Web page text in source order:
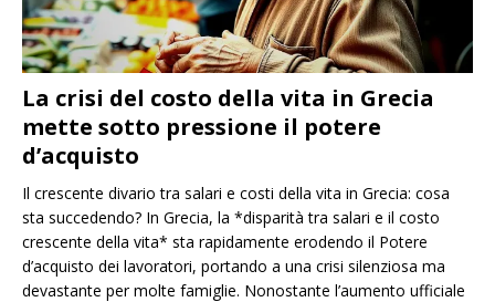
La crisi del costo della vita in Grecia
mette sotto pressione il potere
d’acquisto
Il crescente divario tra salari e costi della vita in Grecia: cosa
sta succedendo? In Grecia, la *disparità tra salari e il costo
crescente della vita* sta rapidamente erodendo il Potere
d’acquisto dei lavoratori, portando a una crisi silenziosa ma
devastante per molte famiglie. Nonostante l’aumento ufficiale